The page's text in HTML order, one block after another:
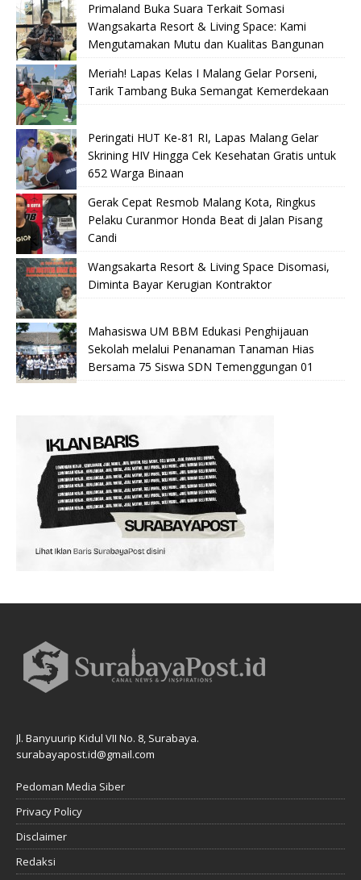
Primaland Buka Suara Terkait Somasi
Wangsakarta Resort & Living Space: Kami
Mengutamakan Mutu dan Kualitas Bangunan
Meriah! Lapas Kelas I Malang Gelar Porseni,
Tarik Tambang Buka Semangat Kemerdekaan
Peringati HUT Ke-81 RI, Lapas Malang Gelar
Skrining HIV Hingga Cek Kesehatan Gratis untuk
652 Warga Binaan
Gerak Cepat Resmob Malang Kota, Ringkus
Pelaku Curanmor Honda Beat di Jalan Pisang
Candi
Wangsakarta Resort & Living Space Disomasi,
Diminta Bayar Kerugian Kontraktor
Mahasiswa UM BBM Edukasi Penghijauan
Sekolah melalui Penanaman Tanaman Hias
Bersama 75 Siswa SDN Temenggungan 01
Jl. Banyuurip Kidul VII No. 8, Surabaya.
surabayapost.id@gmail.com
Pedoman Media Siber
Privacy Policy
Disclaimer
Redaksi